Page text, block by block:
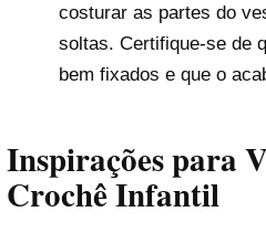
costurar as partes do
soltas. Certifique-se de
bem fixados e que o
Inspirações para
Crochê Infantil